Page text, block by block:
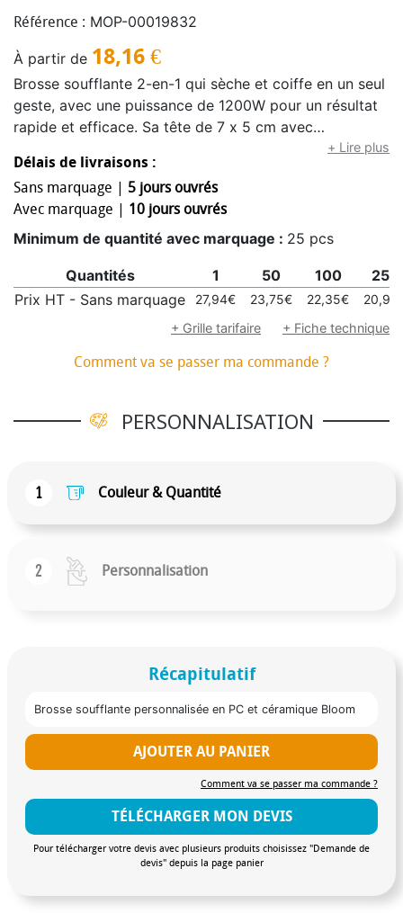
Référence : MOP-00019832
À partir de 18,16 €
Brosse soufflante 2-en-1 qui sèche et coiffe en un seul
geste, avec une puissance de 1200W pour un résultat
rapide et efficace. Sa tête de 7 x 5 cm avec
revêtement céramique diffuse la chaleur de façon
homogène pour protéger les cheveux tout en
optimisant le coiffage. Elle propose 3 combinaisons de
vitesse et de température ainsi qu’un mode air frais
pour fixer la coiffure. Les poils longs en nylon à
volume, tandis que les poils courts en nylon boostent
la brillance. L’anneau rotatif permet de sélectionner
facilement les réglages, et la brosse amovible
vos besoins. Pratique au quotidien, elle dispose d’un
+ Lire plus
Délais de livraisons :
Sans marquage | 5 jours ouvrés
Avec marquage | 10 jours ouvrés
Minimum de quantité avec marquage : 25 pcs
Quantités 1 50 100
250
Prix HT - Sans marquage
27,94€ 23,75€ 22,35€
+ Grille tarifaire
+ Fiche technique
Comment va se passer ma commande ?
PERSONNALISATION
1 Couleur & Quantité
2 Personnalisation
Récapitulatif
Brosse soufflante personnalisée en PC et céramique Bloom
AJOUTER AU PANIER
Comment va se passer ma commande ?
TÉLÉCHARGER MON DEVIS
Pour télécharger votre devis avec plusieurs produits choisissez "Demande de
devis" depuis la page panier